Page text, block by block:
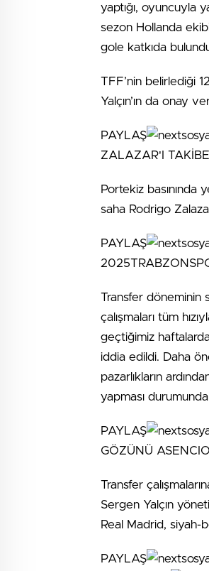
yaptığı, oyuncuyla
sezon Hollanda
gole katkıda
TFF’nin belirlediği
Yalçın’ın da onay
PAYLAŞ
ZALAZAR'I
Portekiz basınında
saha Rodrigo
PAYLAŞ
Transfer döneminin
çalışmaları tüm
geçtiğimiz
iddia edildi. Daha
pazarlıkların
yapması
PAYLAŞ
GÖZÜNÜ
Transfer
Sergen Yalçın
Real Madrid, siyah-
PAYLAŞ